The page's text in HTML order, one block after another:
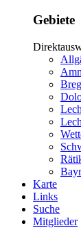
Gebiete
Karte
Links
Suche
Mitglieder